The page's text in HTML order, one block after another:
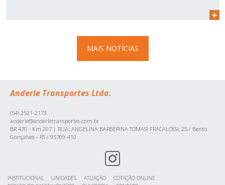
MAIS NOTÍCIAS
INSTITUCIONAL UNIDADES ATUAÇÃO
COTAÇÃO ONLINE
Anderle Transportes Ltda.
(54) 2521-2173
anderle@anderletransportes.com.br
BR 470 - Km 207 | RUA: ANGELINA BARBERINA TOMASI FRACALOSSI, 25 / Bento
Gonçalves - RS / 95709-410